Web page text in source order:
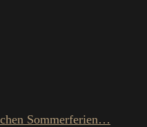
Sommerferien…